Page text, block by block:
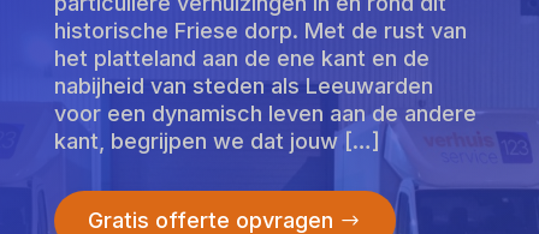
historische Friese dorp. Met de rust van
het platteland aan de ene kant en de
nabijheid van steden als Leeuwarden
voor een dynamisch leven aan de andere
kant, begrijpen we dat jouw […]
Gratis offerte opvragen